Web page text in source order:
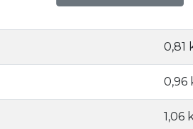
0,81
0,96
1,06